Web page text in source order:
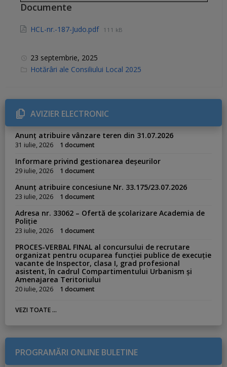
Documente
HCL-nr.-187-Judo.pdf 111 kB
23 septembrie, 2025
C
r
i
e
s
Hotărâri ale Consiliului Local 2025
AVIZIER ELECTRONIC
Anunț atribuire vânzare teren din 31.07.2026
31 iulie, 2026 1 document
Informare privind gestionarea deșeurilor
29 iulie, 2026 1 document
Anunț atribuire concesiune Nr. 33.175/23.07.2026
23 iulie, 2026 1 document
Adresa nr. 33062 – Ofertă de școlarizare Academia de
Poliție
23 iulie, 2026 1 document
PROCES-VERBAL FINAL al concursului de recrutare
organizat pentru ocuparea funcției publice de execuție
vacante de Inspector, clasa I, grad profesional
asistent, în cadrul Compartimentului Urbanism și
Amenajarea Teritoriului
20 iulie, 2026 1 document
VEZI TOATE ...
PROGRAMĂRI ONLINE BULETINE